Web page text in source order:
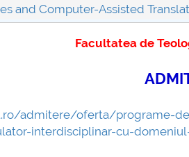
and Computer-Assisted
Facultatea de
admitere/oferta/programe-
interdisciplinar-cu-